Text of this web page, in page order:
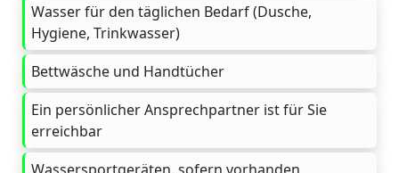
Wasser für den täglichen Bedarf (Dusche,
Hygiene, Trinkwasser)
Bettwäsche und Handtücher
Ein persönlicher Ansprechpartner ist für Sie
erreichbar